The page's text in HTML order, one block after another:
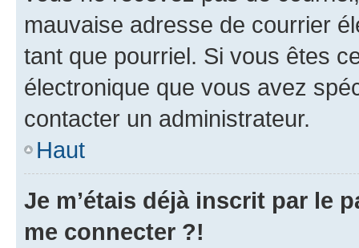
mauvaise adresse de courrier
tant que pourriel. Si vous êtes
électronique que vous avez
contacter un administrateur.
Haut
Je m’étais déjà inscrit par le
me connecter ?!